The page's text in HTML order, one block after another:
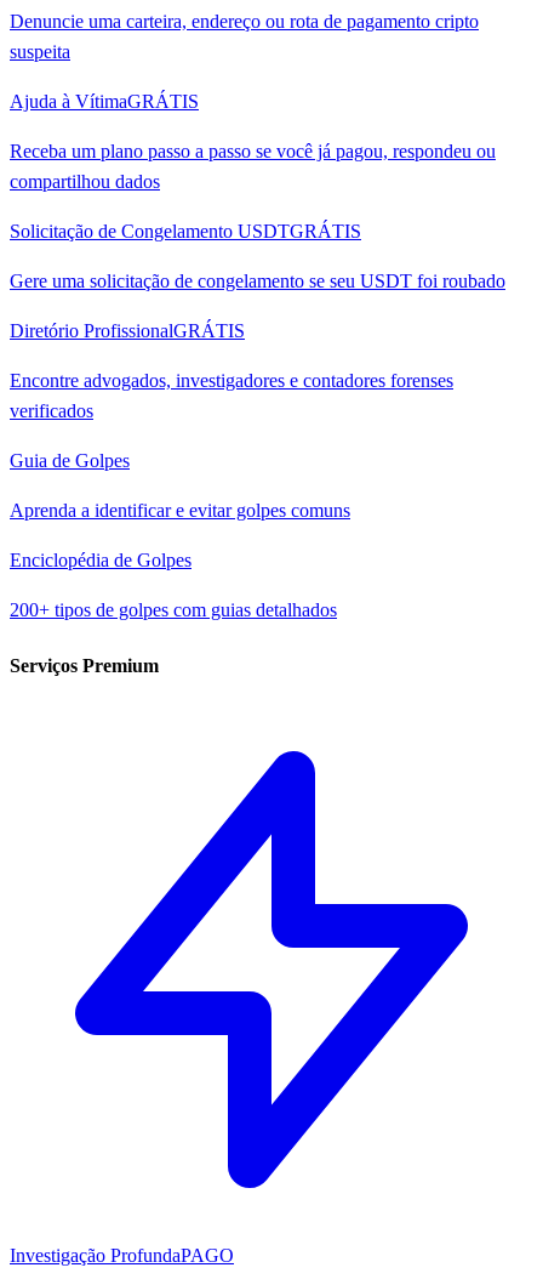
Denuncie uma carteira, endereço ou rota de pagamento cripto
suspeita
Ajuda à VítimaGRÁTIS
Receba um plano passo a passo se você já pagou, respondeu ou
compartilhou dados
Solicitação de Congelamento USDTGRÁTIS
Gere uma solicitação de congelamento se seu USDT foi roubado
Diretório ProfissionalGRÁTIS
Encontre advogados, investigadores e contadores forenses
verificados
Guia de Golpes
Aprenda a identificar e evitar golpes comuns
Enciclopédia de Golpes
200+ tipos de golpes com guias detalhados
Serviços Premium
Investigação ProfundaPAGO